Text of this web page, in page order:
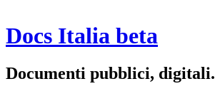
Docs Italia beta
Documenti pubblici, digitali.